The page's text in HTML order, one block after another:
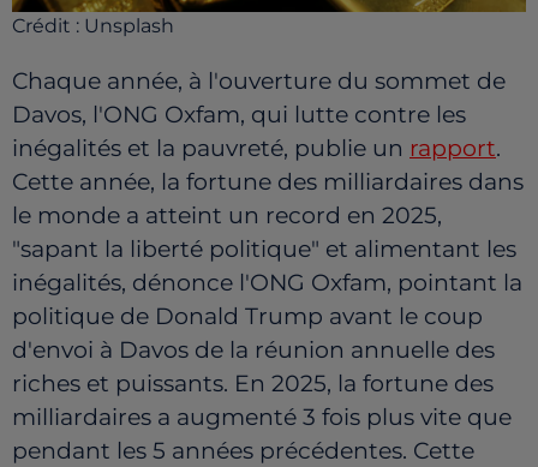
Crédit : Unsplash
Chaque année, à l'ouverture du sommet de
Davos, l'ONG Oxfam, qui lutte contre les
inégalités et la pauvreté, publie un rapport.
Cette année, la fortune des milliardaires dans
le monde a atteint un record en 2025,
"sapant la liberté politique" et alimentant les
inégalités, dénonce l'ONG Oxfam, pointant la
politique de Donald Trump avant le coup
d'envoi à Davos de la réunion annuelle des
riches et puissants. En 2025, la fortune des
milliardaires a augmenté 3 fois plus vite que
pendant les 5 années précédentes. Cette